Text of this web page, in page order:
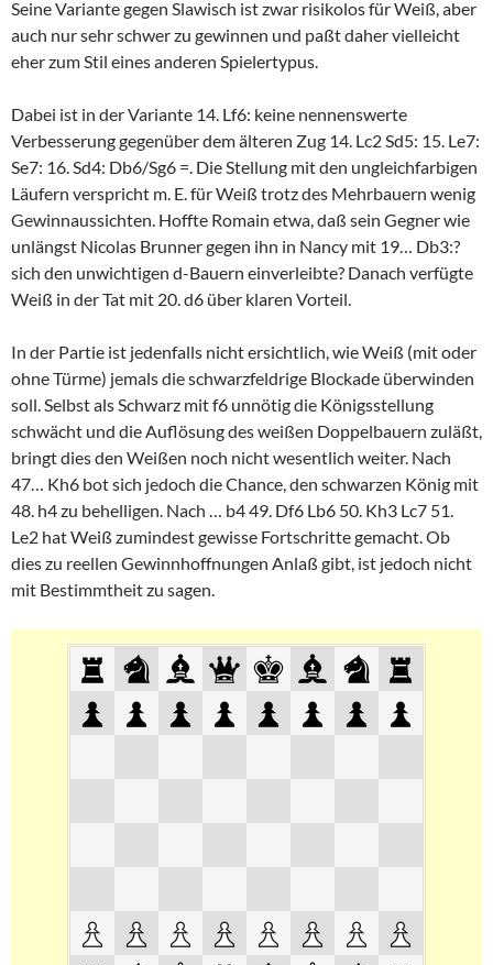
Seine Variante gegen Slawisch ist zwar risikolos für Weiß, aber
auch nur sehr schwer zu gewinnen und paßt daher vielleicht
eher zum Stil eines anderen Spielertypus.
Dabei ist in der Variante 14. Lf6: keine nennenswerte
Verbesserung gegenüber dem älteren Zug 14. Lc2 Sd5: 15. Le7:
Se7: 16. Sd4: Db6/Sg6 =. Die Stellung mit den ungleichfarbigen
Läufern verspricht m. E. für Weiß trotz des Mehrbauern wenig
Gewinnaussichten. Hoffte Romain etwa, daß sein Gegner wie
unlängst Nicolas Brunner gegen ihn in Nancy mit 19… Db3:?
sich den unwichtigen d-Bauern einverleibte? Danach verfügte
Weiß in der Tat mit 20. d6 über klaren Vorteil.
In der Partie ist jedenfalls nicht ersichtlich, wie Weiß (mit oder
ohne Türme) jemals die schwarzfeldrige Blockade überwinden
soll. Selbst als Schwarz mit f6 unnötig die Königsstellung
schwächt und die Auflösung des weißen Doppelbauern zuläßt,
bringt dies den Weißen noch nicht wesentlich weiter. Nach
47… Kh6 bot sich jedoch die Chance, den schwarzen König mit
48. h4 zu behelligen. Nach … b4 49. Df6 Lb6 50. Kh3 Lc7 51.
Le2 hat Weiß zumindest gewisse Fortschritte gemacht. Ob
dies zu reellen Gewinnhoffnungen Anlaß gibt, ist jedoch nicht
mit Bestimmtheit zu sagen.